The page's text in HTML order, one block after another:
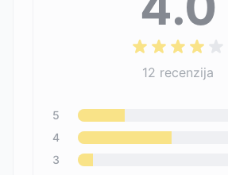
12 recenzija
5
4
3